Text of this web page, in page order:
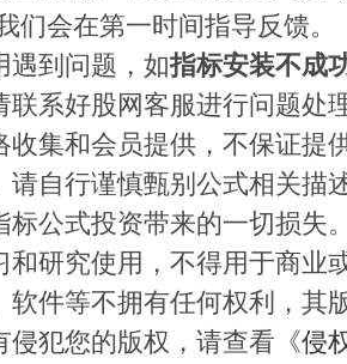
们会在第一时间指导反馈。
遇到问题，如指标安装不成
联系好股网客服进行问题处
收集和会员提供，不保证提
请自行谨慎甄别公式相关描
标公式投资带来的一切损失
和研究使用，不得用于商业
软件等不拥有任何权利，其
侵犯您的版权，请查看《侵